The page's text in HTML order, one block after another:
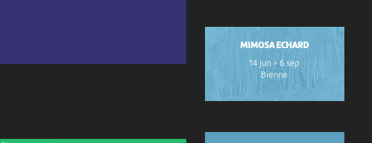
MIMOSA ECHARD
14 jun > 6 sep
Bienne